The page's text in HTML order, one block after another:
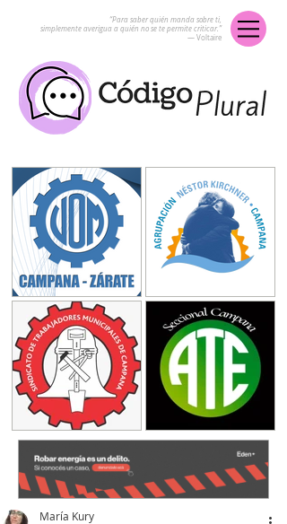
“Para saber quién manda sobre ti,
simplemente averigua a quién no se te permite criticar.”
― Voltaire
María Kury